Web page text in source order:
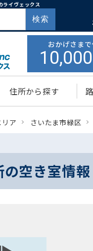
ライヴェックス
検索
おかげさま
10,000
住所から探す
ア さいたま市緑区
空き室情報